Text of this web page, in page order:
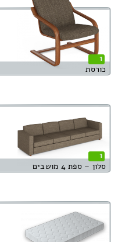
1
כורסת
1
סלון – ספת 4 מושבים